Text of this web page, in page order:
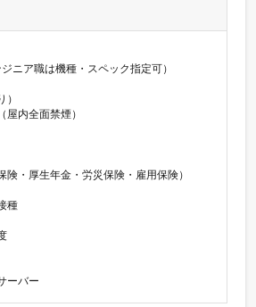
ニア職は機種・スペック指定可）
内全面禁煙）
険・厚生年金・労災保険・雇用保険）
種
ーバー